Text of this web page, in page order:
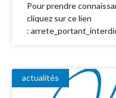
Pour prendre
cliquez sur ce lien
:
actualités